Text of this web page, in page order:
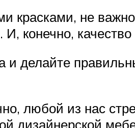
красками, не
конечно,
и делайте
любой из нас
дизайнерской